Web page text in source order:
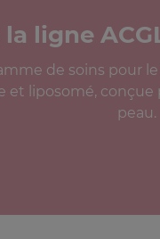
ligne
de soins pour
et liposomé,
peau.